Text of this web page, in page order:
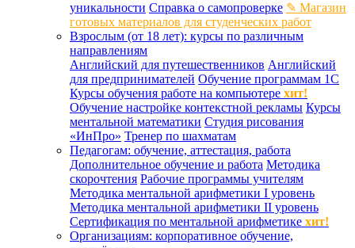
уникальности Справка о самопроверке ✎ Магазин
готовых материалов для студенческих работ
Взрослым (от 18 лет): курсы по различным
направлениям
Английский для путешественников Английский
для предпринимателей Обучение программам 1С
Курсы обучения работе на компьютере хит!
Обучение настройке контекстной рекламы Курсы
ментальной математики Студия рисования
«ИнПро» Тренер по шахматам
Педагогам: обучение, аттестация, работа
Дополнительное обучение и работа Методика
скорочтения Рабочие программы учителям
Методика ментальной арифметики I уровень
Методика ментальной арифметики II уровень
Сертификация по ментальной арифметике хит!
Организациям: корпоративное обучение,